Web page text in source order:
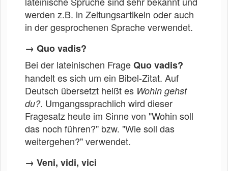
werden z.B. in Zeitungsartikeln oder auch
in der gesprochenen Sprache verwendet.
→ Quo vadis?
Bei der lateinischen FrageQuo vadis?
handelt es sich um ein Bibel-Zitat. Auf
Deutsch übersetzt heißt es Wohin gehst
du?. Umgangssprachlich wird dieser
Fragesatz heute im Sinne von "Wohin soll
das noch führen?" bzw. "Wie soll das
weitergehen?" verwendet.
→ Veni, vidi, vici